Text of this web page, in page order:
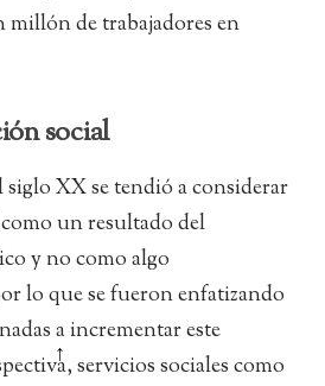
millón de trabajadores en
social
siglo XX se tendió a considerar
un resultado del
y no como algo
lo que se fueron enfatizando
a incrementar este
servicios sociales como
↑